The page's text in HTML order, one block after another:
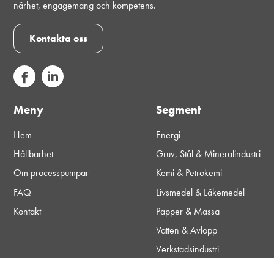
närhet, engagemang och kompetens.
Kontakta oss
Meny
Hem
Hållbarhet
Om processpumpar
FAQ
Kontakt
Segment
Energi
Gruv, Stål & Mineralindustri
Kemi & Petrokemi
Livsmedel & Läkemedel
Papper & Massa
Vatten & Avlopp
Verkstadsindustri